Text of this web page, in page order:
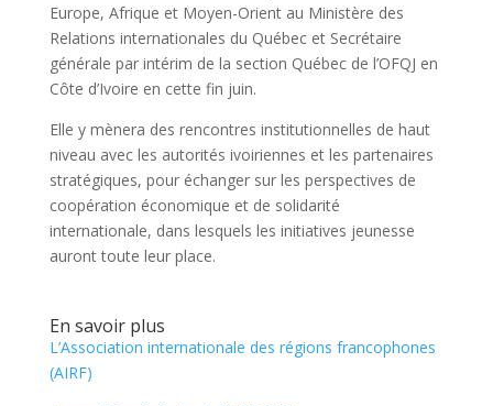
Europe, Afrique et Moyen-Orient au Ministère des
Relations internationales du Québec et Secrétaire
générale par intérim de la section Québec de l’OFQJ en
Côte d’Ivoire en cette fin juin.
Elle y mènera des rencontres institutionnelles de haut
niveau avec les autorités ivoiriennes et les partenaires
stratégiques, pour échanger sur les perspectives de
coopération économique et de solidarité
internationale, dans lesquels les initiatives jeunesse
auront toute leur place.
En savoir plus
L’Association internationale des régions francophones
(AIRF)